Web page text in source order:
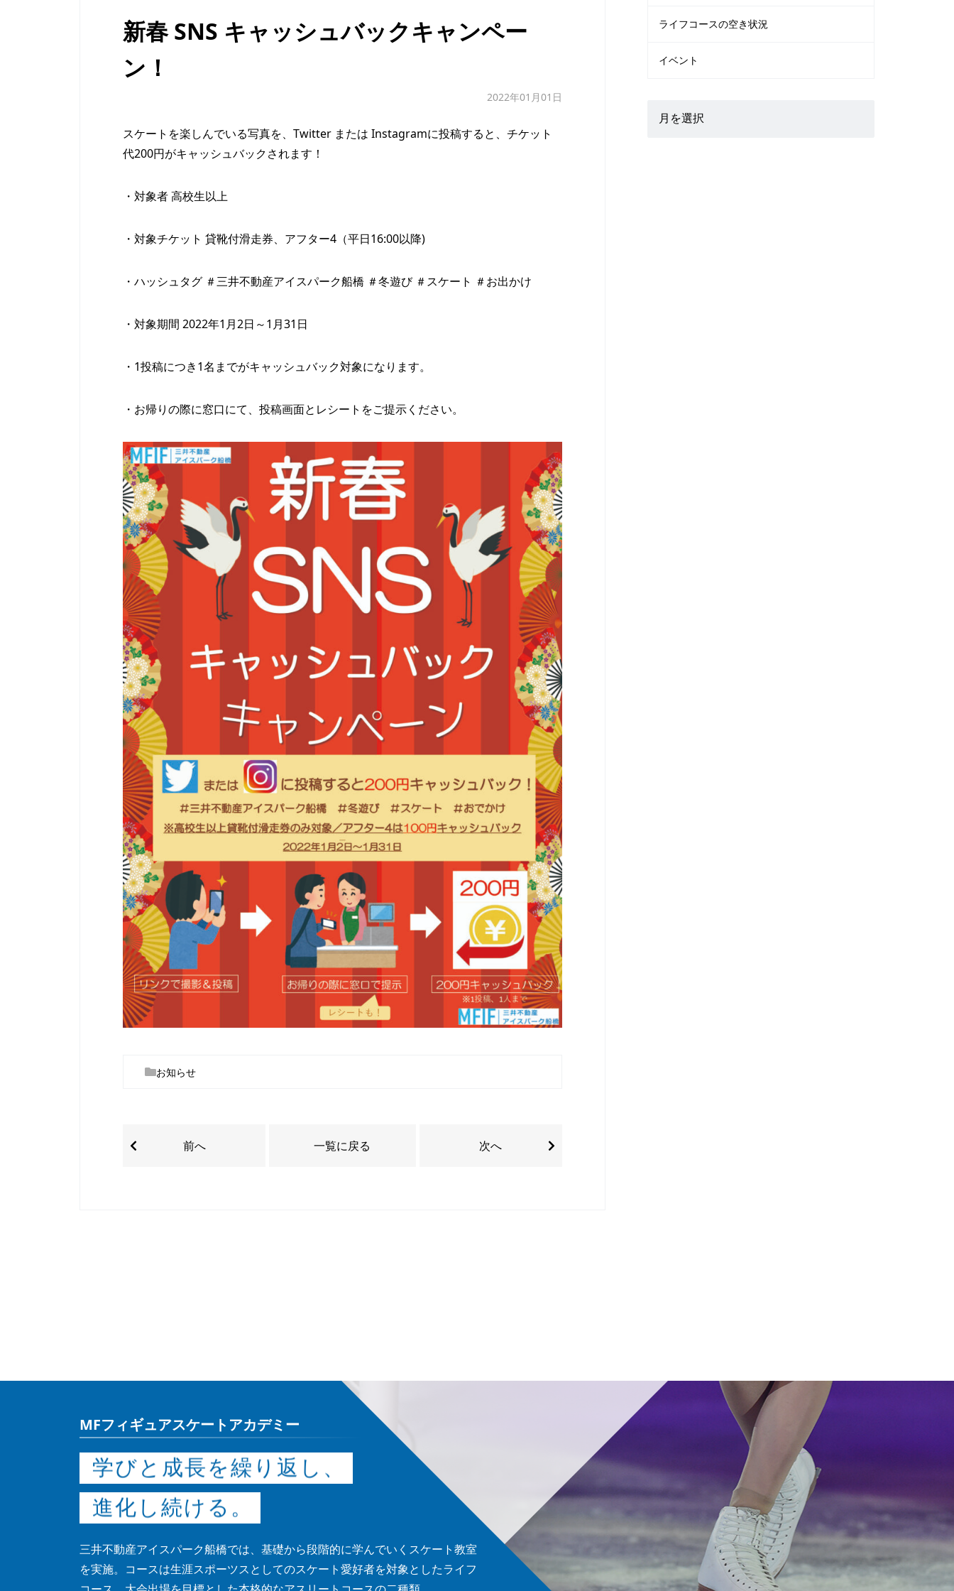
新春 SNS キャッシュバックキャンペー
ン！
2022年01月01日
スケートを楽しんでいる写真を、Twitter または Instagramに投稿すると、チケット
代200円がキャッシュバックされます！
・対象者 高校生以上
・対象チケット 貸靴付滑走券、アフター4（平日16:00以降)
・ハッシュタグ ＃三井不動産アイスパーク船橋 ＃冬遊び ＃スケート ＃お出かけ
・対象期間 2022年1月2日～1月31日
・1投稿につき1名までがキャッシュバック対象になります。
・お帰りの際に窓口にて、投稿画面とレシートをご提示ください。
お知らせ
前へ 一覧に戻る 次へ
ライフコースの空き状況
イベント
MFフィギュアスケートアカデミー
学びと成長を繰り返し、
進化し続ける。
三井不動産アイスパーク船橋では、基礎から段階的に学んでいくスケート教室
を実施。コースは生涯スポーツスとしてのスケート愛好者を対象としたライフ